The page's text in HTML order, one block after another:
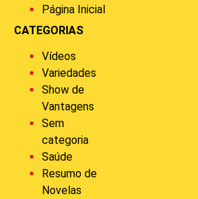
Página Inicial
CATEGORIAS
Vídeos
Variedades
Show de
Vantagens
Sem
categoria
Saúde
Resumo de
Novelas